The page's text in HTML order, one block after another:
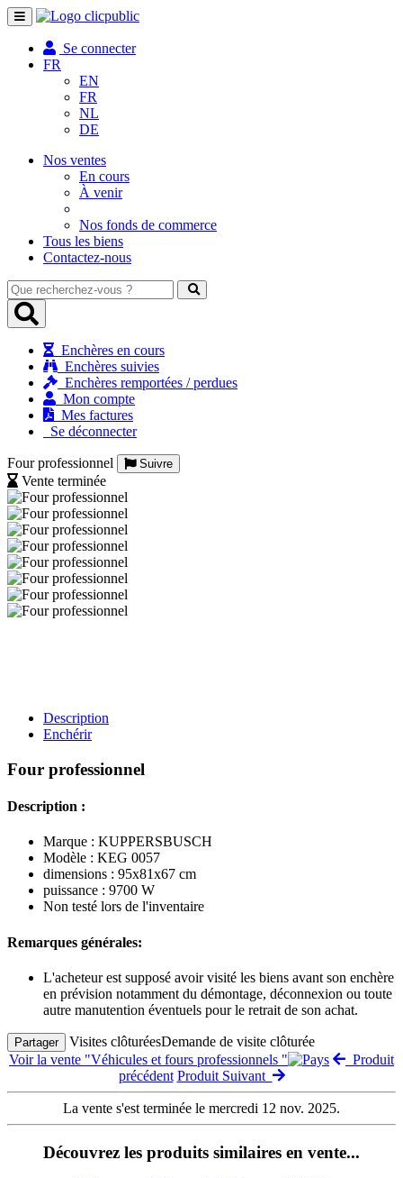
Toggle
navigation
Se connecter
FR
EN
FR
NL
DE
Nos ventes
En cours
À venir
Nos fonds de commerce
Tous les biens
Contactez-nous
Que
recherchez-
vous
Enchères en cours
Enchères suivies
Enchères remportées / perdues
Mon compte
Mes factures
Se déconnecter
Four professionnel Suivre
Vente terminée
Description
Enchérir
Four professionnel
Description :
Marque : KUPPERSBUSCH
Modèle : KEG 0057
dimensions : 95x81x67 cm
puissance : 9700 W
Non testé lors de l'inventaire
Remarques générales:
L'acheteur est supposé avoir visité les biens avant son enchère
en prévision notamment du démontage, déconnexion ou toute
autre manutention éventuels pour le retrait de son achat.
Partager Visites clôturéesDemande de visite clôturée
Voir la vente "Véhicules et fours professionnels "
Produit
précédent Produit Suivant
La vente s'est terminée le mercredi 12 nov. 2025.
Découvrez les produits similaires en vente...